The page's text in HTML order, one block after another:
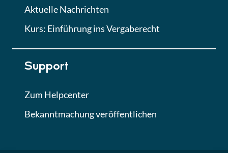
Aktuelle Nachrichten
Kurs: Einführung ins Vergaberecht
Support
Zum Helpcenter
Bekanntmachung veröffentlichen